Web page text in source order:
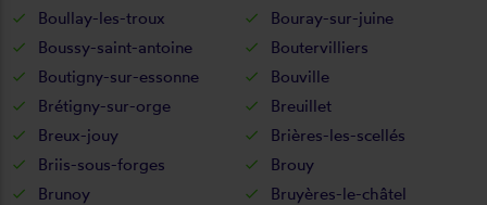
Boullay-les-troux
Bouray-sur-juine
Boussy-saint-antoine
Boutervilliers
Boutigny-sur-essonne
Bouville
Brétigny-sur-orge
Breuillet
Breux-jouy
Brières-les-scellés
Briis-sous-forges
Brouy
Brunoy
Bruyères-le-châtel